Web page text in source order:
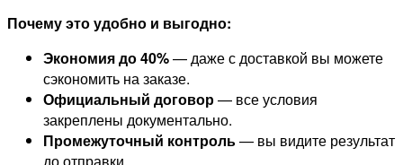
Почему это удобно и выгодно:
Экономия до 40%— даже с доставкой вы можете
сэкономить на заказе.
Официальный договор— все условия
закреплены документально.
Промежуточный контроль— вы видите результат